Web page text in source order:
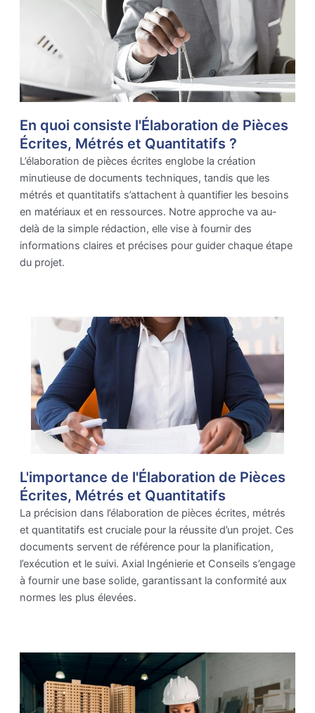
En quoi consiste l'Élaboration de Pièces
Écrites, Métrés et Quantitatifs ?
L’élaboration de pièces écrites englobe la création
minutieuse de documents techniques, tandis que les
métrés et quantitatifs s’attachent à quantifier les besoins
en matériaux et en ressources. Notre approche va au-
delà de la simple rédaction, elle vise à fournir des
informations claires et précises pour guider chaque étape
du projet.
L'importance de l'Élaboration de Pièces
Écrites, Métrés et Quantitatifs
La précision dans l’élaboration de pièces écrites, métrés
et quantitatifs est cruciale pour la réussite d’un projet. Ces
documents servent de référence pour la planification,
l’exécution et le suivi. Axial Ingénierie et Conseils s’engage
à fournir une base solide, garantissant la conformité aux
normes les plus élevées.